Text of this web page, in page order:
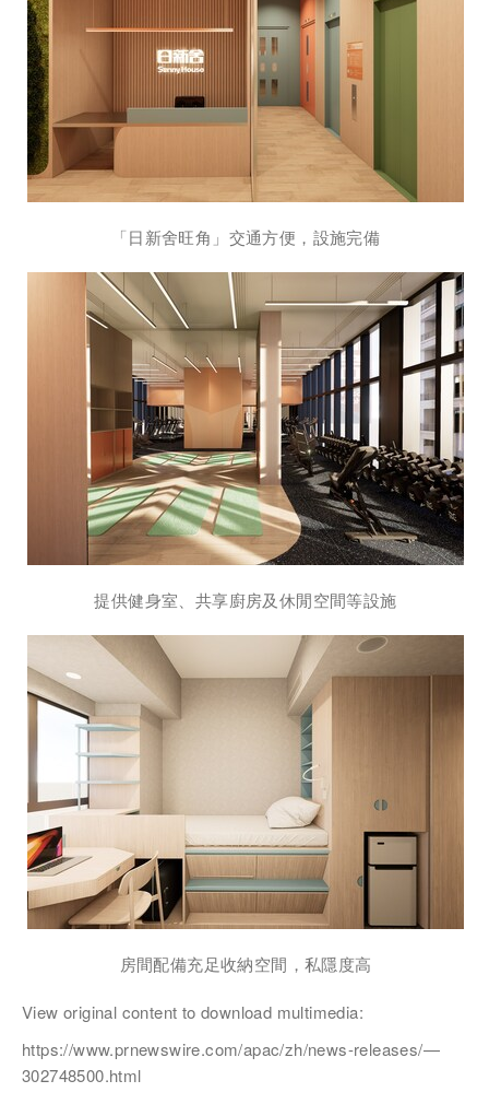
2. 以想取消的電郵地址電郵至 marketing@sunnyhouse.hk​
「日新舍旺角」交通方便，設施完備
提供健身室、共享廚房及休閒空間等設施
房間配備充足收納空間，私隱度高
View original content to download multimedia:
https://www.prnewswire.com/apac/zh/news-releases/—
302748500.html